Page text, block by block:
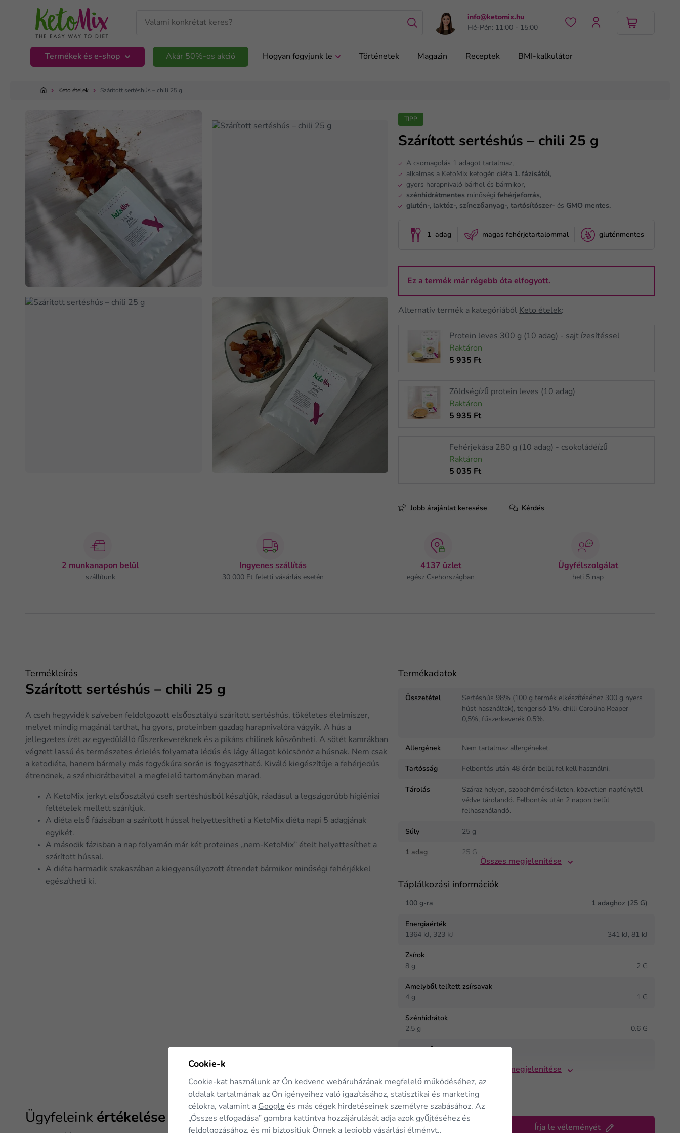
info@ketomix.hu
Hé-Pén: 11:00 - 15:00
Termékek és e-shop Akár 50%-os akció Hogyan fogyjunk le Történetek Magazin Receptek BMI-kalkulátor
Keto ételek Szárított sertéshús – chili 25 g
TIPP
Szárított sertéshús – chili 25 g
A csomagolás 1 adagot tartalmaz,
alkalmas a KetoMix ketogén diéta 1. fázisától,
gyors harapnivaló bárhol és bármikor,
szénhidrátmentes minőségifehérjeforrás,
glutén-, laktóz-, színezőanyag-, tartósítószer- és GMO mentes.
1 adag magas fehérjetartalommal gluténmentes
Ez a termék már régebb óta elfogyott.
Alternatív termék a kategóriából Keto ételek:
Protein leves 300 g (10 adag) - sajt ízesítéssel
Raktáron
5 935 Ft
Zöldségízű protein leves (10 adag)
Raktáron
5 935 Ft
Fehérjekása 280 g (10 adag) - csokoládéízű
Raktáron
5 035 Ft
Jobb árajánlat keresése Kérdés
2 munkanapon belül
szállítunk
Ingyenes szállítás
30 000 Ft feletti vásárlás esetén
4137 üzlet
egész Csehországban
Ügyfélszolgálat
heti 5 nap
Termékleírás
Szárított sertéshús – chili 25 g
A cseh hegyvidék szíveben feldolgozott elsőosztályú szárított sertéshús, tökéletes élelmiszer,
melyet mindig magánál tarthat, ha gyors, proteinben gazdag harapnivalóra vágyik. A hús a
jellegzetes ízét az egyedülálló fűszerkeveréknek és a pikáns chilinek köszönheti. A sötét kamrákban
végzett lassú és természetes érlelés folyamata lédús és lágy állagot kölcsönöz a húsnak. Nem csak
a ketodiéta, hanem bármely más fogyókúra során is fogyasztható. Kiváló kiegészítője a fehérjedús
étrendnek, a szénhidrátbevitel a megfelelő tartományban marad.
A KetoMix jerkyt elsőosztályú cseh sertéshúsból készítjük, ráadásul a legszigorúbb higiéniai
feltételek mellett szárítjuk.
A diéta első fázisában a szárított hússal helyettesítheti a KetoMix diéta napi 5 adagjának
egyikét.
A második fázisban a nap folyamán már két proteines „nem-KetoMix” ételt helyettesíthet a
szárított hússal.
A diéta harmadik szakaszában a kiegyensúlyozott étrendet bármikor minőségi fehérjékkel
egészítheti ki.
Termékadatok
Összetétel
Sertéshús 98% (100 g termék elkészítéséhez 300 g nyers
húst használtak), tengerisó 1%, chilli Carolina Reaper
0,5%, fűszerkeverék 0.5%.
Allergének Nem tartalmaz allergéneket.
Tartósság Felbontás után 48 órán belül fel kell használni.
Tárolás
Száraz helyen, szobahőmérsékleten, közvetlen napfénytől
védve tárolandó. Felbontás után 2 napon belül
felhasználandó.
Súly 25 g
1 adag 25 G
Összes megjelenítése
Táplálkozási információk
100 g-ra 1 adaghoz (25 G)
Energiaérték
1364 kJ, 323 kJ
341 kJ, 81 kJ
Zsírok
8 g
2 G
Amelyből telített zsírsavak
4 g
1 G
Szénhidrátok
2.5 g
0.6 G
Összes megjelenítése
Ügyfeleink értékelése
Írja le véleményét
Cookie-k
Cookie-kat használunk az Ön kedvenc webáruházának megfelelő működéséhez, az
oldalak tartalmának az Ön igényeihez való igazításához, statisztikai és marketing
célokra, valamint a Google és más cégek hirdetéseinek személyre szabásához. Az
„Összes elfogadása” gombra kattintva hozzájárulását adja azok gyűjtéséhez és
feldolgozásához, és mi biztosítjuk Önnek a legjobb vásárlási élményt..